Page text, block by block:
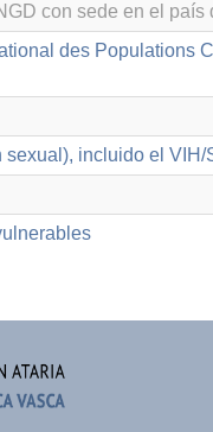
con sede en el país
des Populations
sexual), incluido el VIH/